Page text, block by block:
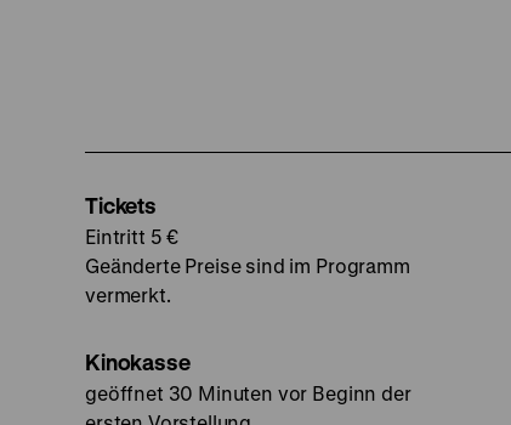
Tickets
Eintritt 5 €
Geänderte Preise sind im Programm
vermerkt.
Kinokasse
geöffnet 30 Minuten vor Beginn der